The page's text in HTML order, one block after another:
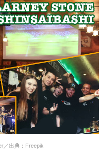
／出典：Freepik